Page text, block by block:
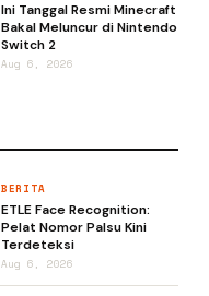
Ini Tanggal Resmi Minecraft
Bakal Meluncur di Nintendo
Switch 2
Aug 6, 2026
BERITA
ETLE Face Recognition:
Pelat Nomor Palsu Kini
Terdeteksi
Aug 6, 2026